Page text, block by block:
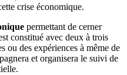
crise économique.
permettant de cerner
constitué avec deux à trois
ou des expériences à même de
et organisera le suivi de